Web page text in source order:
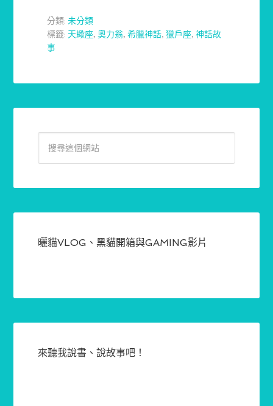
分類:未分類
標籤: 天蠍座,奧力翁,希臘神話,獵戶座,神話故
事
曬貓VLOG、黑貓開箱與GAMING影片
來聽我說書、說故事吧！